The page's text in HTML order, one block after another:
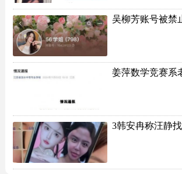
吴柳芳账号被禁
姜萍数学竞赛系
3韩安冉称汪静